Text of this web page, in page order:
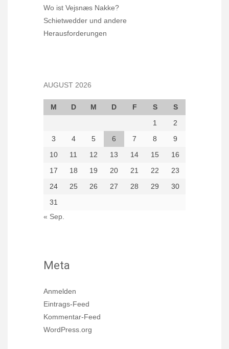
Wo ist Vejsnæs Nakke?
Schietwedder und andere
Herausforderungen
AUGUST 2026
M D M D F S
S
1
2
3
4 5 6 7 8
9
10
11 12 13 14 15
16
17
18 19 20 21 22
23
24
25 26 27 28 29
30
31
« Sep.
Meta
Anmelden
Eintrags-Feed
Kommentar-Feed
WordPress.org